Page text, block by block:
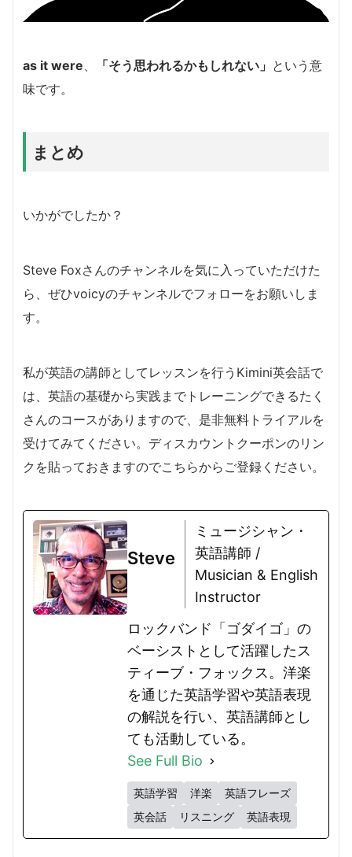
as it were、 「そう思われるかもしれない」 という意
味です。
まとめ
いかがでしたか？
Steve Foxさんのチャンネルを気に入っていただけた
ら、ぜひvoicyのチャンネルでフォローをお願いしま
す。
私が英語の講師としてレッスンを行うKimini英会話で
は、英語の基礎から実践までトレーニングできるたく
さんのコースがありますので、是非無料トライアルを
受けてみてください。ディスカウントクーポンのリン
クを貼っておきますのでこちらからご登録ください。
Steve
ミュージシャン・
英語講師 /
Musician & English
Instructor
ロックバンド「ゴダイゴ」の
ベーシストとして活躍したス
ティーブ・フォックス。洋楽
を通じた英語学習や英語表現
の解説を行い、英語講師とし
ても活動している。
See Full Bio
英語学習 洋楽
英語フレーズ
英会話
リスニング 英語表現